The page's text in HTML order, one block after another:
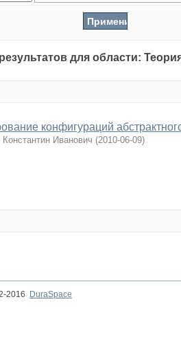
для области:
конфигураций
Константин Иванович (2010-06-09)
2016
DuraSpace